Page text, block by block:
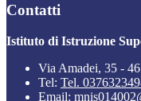
Contatti
Istituto di Istruzione
Via Amadei, 35 -
Tel: Tel.
Email: